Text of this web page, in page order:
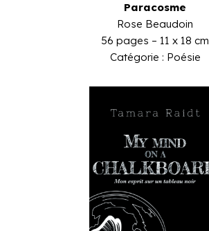
Paracosme
Rose Beaudoin
56 pages – 11 x 18 cm
Catégorie : Poésie